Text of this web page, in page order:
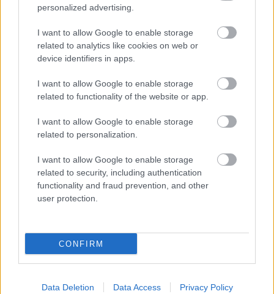
personalized advertising.
I want to allow Google to enable storage
related to analytics like cookies on web or
device identifiers in apps.
I want to allow Google to enable storage
related to functionality of the website or app.
I want to allow Google to enable storage
related to personalization.
I want to allow Google to enable storage
related to security, including authentication
functionality and fraud prevention, and other
user protection.
CONFIRM
Data Deletion Data Access Privacy Policy
Az elemzők jóval kevésbé romló
euróövezeti indikátort, 95,2 pontot vártak
áprilisra.
A foglalkoztatási várakozások indexe
EU-ban havi szinten 4,0 ponttal 93,2 pontra
pontra süllyedt.
Ezzel a gazdasági hangulatindex és a
jóval a 100 pontos hosszú távú átlaga alá
esett.
Az EU-ban az ESI csökkenését a fogyasztók,